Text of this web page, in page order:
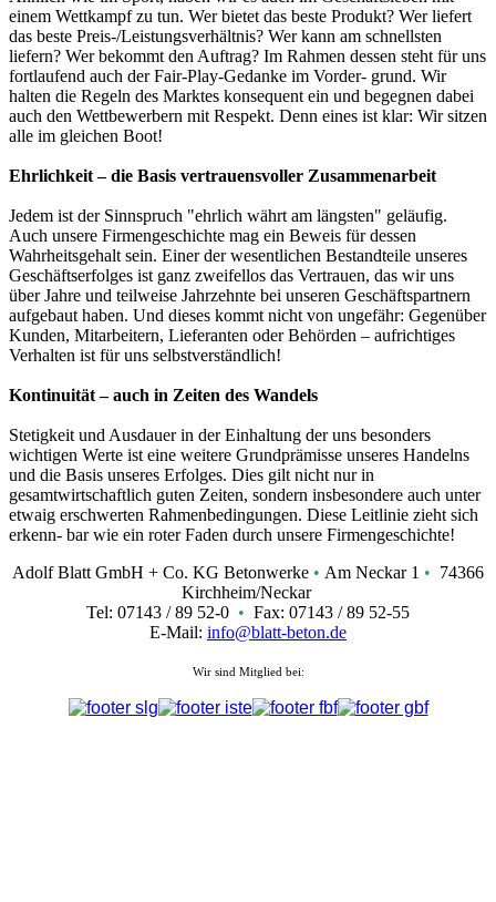
einem Wettkampf zu tun. Wer bietet das beste Produkt? Wer liefert
das beste Preis-/Leistungsverhältnis? Wer kann am schnellsten
liefern? Wer bekommt den Auftrag? Im Rahmen dessen steht für uns
fortlaufend auch der Fair-Play-Gedanke im Vorder- grund. Wir
halten die Regeln des Marktes konsequent ein und begegnen dabei
auch den Wettbewerbern mit Respekt. Denn eines ist klar: Wir sitzen
alle im gleichen Boot!
Ehrlichkeit – die Basis vertrauensvoller Zusammenarbeit
Jedem ist der Sinnspruch "ehrlich währt am längsten" geläufig.
Auch unsere Firmengeschichte mag ein Beweis für dessen
Wahrheitsgehalt sein. Einer der wesentlichen Bestandteile unseres
Geschäftserfolges ist ganz zweifellos das Vertrauen, das wir uns
über Jahre und teilweise Jahrzehnte bei unseren Geschäftspartnern
aufgebaut haben. Und dieses kommt nicht von ungefähr: Gegenüber
Kunden, Mitarbeitern, Lieferanten oder Behörden – aufrichtiges
Verhalten ist für uns selbstverständlich!
Kontinuität – auch in Zeiten des Wandels
Stetigkeit und Ausdauer in der Einhaltung der uns besonders
wichtigen Werte ist eine weitere Grundprämisse unseres Handelns
und die Basis unseres Erfolges. Dies gilt nicht nur in
gesamtwirtschaftlich guten Zeiten, sondern insbesondere auch unter
etwaig erschwerten Rahmenbedingungen. Diese Leitlinie zieht sich
erkenn- bar wie ein roter Faden durch unsere Firmengeschichte!
Adolf Blatt GmbH + Co. KG Betonwerke • Am Neckar 1 • 74366
Kirchheim/Neckar
Tel: 07143 / 89 52-0 • Fax: 07143 / 89 52-55
E-Mail: info@blatt-beton.de
Wir sind Mitglied bei: